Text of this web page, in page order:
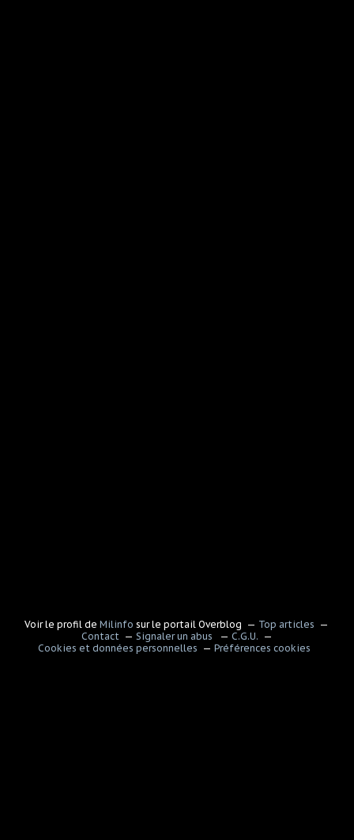
Voir le profil deMilinfo sur le portail Overblog
Top articles
Contact
Signaler un abus
C.G.U.
Cookies et données personnelles
Préférences cookies